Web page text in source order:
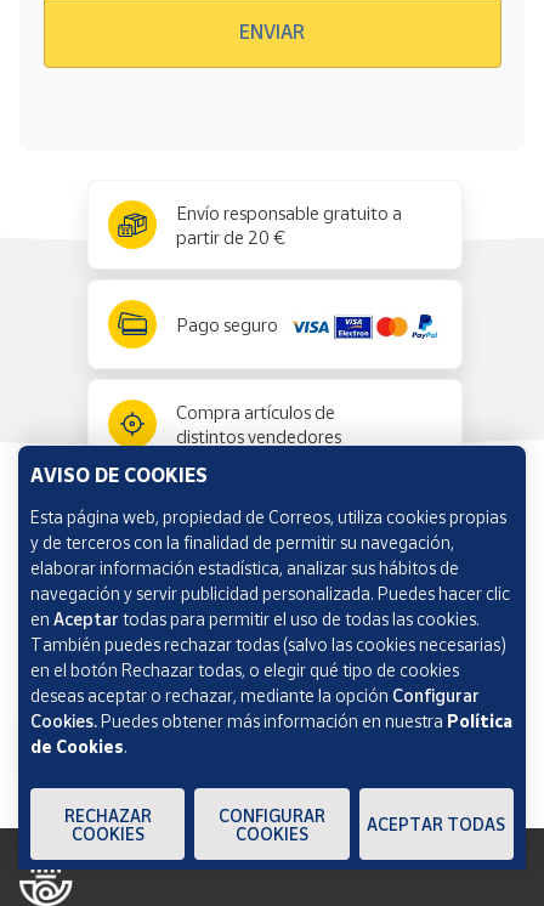
ENVIAR
Envío responsable gratuito a
partir de 20 €
Pago seguro
Compra artículos de
distintos vendedores
Información y ayuda
Correos Market
AVISO DE COOKIES
Esta página web, propiedad de Correos, utiliza cookies propias
y de terceros con la finalidad de permitir su navegación,
elaborar información estadística, analizar sus hábitos de
navegación y servir publicidad personalizada. Puedes hacer clic
en Aceptar todas para permitir el uso de todas las cookies.
También puedes rechazar todas (salvo las cookies necesarias)
en el botón Rechazar todas, o elegir qué tipo de cookies
deseas aceptar o rechazar, mediante la opción Configurar
Cookies.Puedes obtener más información en nuestra Política
de Cookies.
RECHAZAR
COOKIES
CONFIGURAR
COOKIES
ACEPTAR TODAS